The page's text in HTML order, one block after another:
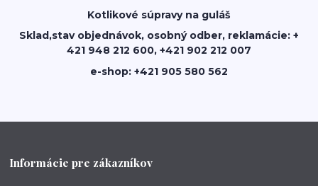
Kotlikové súpravy na guláš
Sklad,stav objednávok, osobný odber, reklamácie: +
421 948 212 600, +421 902 212 007
e-shop: +421 905 580 562
Informácie pre zákazníkov